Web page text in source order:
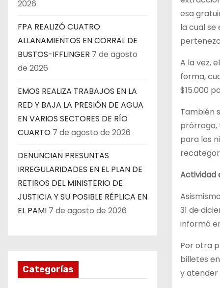
2026
FPA REALIZÓ CUATRO
ALLANAMIENTOS EN CORRAL DE
BUSTOS-IFFLINGER 7 de agosto
de 2026
EMOS REALIZA TRABAJOS EN LA
RED Y BAJA LA PRESIÓN DE AGUA
EN VARIOS SECTORES DE RÍO
CUARTO 7 de agosto de 2026
DENUNCIAN PRESUNTAS
IRREGULARIDADES EN EL PLAN DE
RETIROS DEL MINISTERIO DE
JUSTICIA Y SU POSIBLE RÉPLICA EN
EL PAMI 7 de agosto de 2026
Categorías
esa
la cual
A la vez,
forma,
$15.000
También
prórroga,
para los
Actividad
31 de
informó
Por otra
billetes
y atender